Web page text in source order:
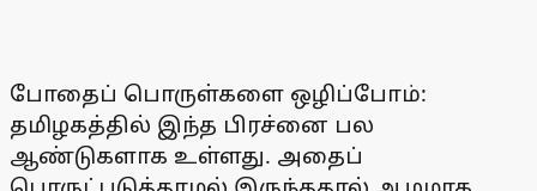
போதைப் பொருள்களை ஒழிப்போம்:
தமிழகத்தில் இந்த பிரச்னை பல
ஆண்டுகளாக உள்ளது. அதைப்